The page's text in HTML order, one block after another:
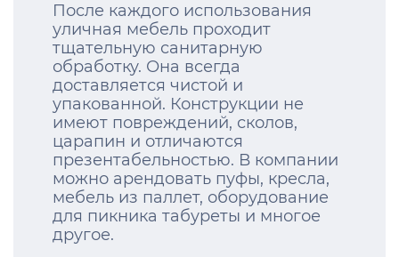
После каждого использования
уличная мебель проходит
тщательную санитарную
обработку. Она всегда
доставляется чистой и
упакованной. Конструкции не
имеют повреждений, сколов,
царапин и отличаются
презентабельностью. В компании
можно арендовать пуфы, кресла,
мебель из паллет, оборудование
для пикника табуреты и многое
другое.